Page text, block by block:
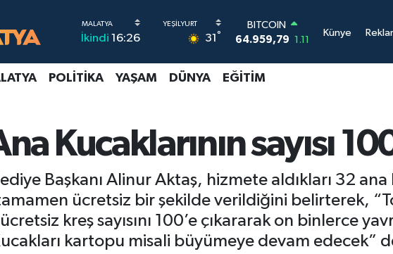
İkindi 16:26 31 °
DOLAR
47,7436 0.18
55,2510
BİST100
-14
Künye
POLITIKA YAŞAM DÜNYA EĞITIM
Kucaklarının sayısı
Başkanı Alinur Aktaş, hizmete aldıkları 32
ücretsiz bir şekilde verildiğini belirterek,
kreş sayısını 100’e çıkararak on binlerce
kartopu misali büyümeye devam edecek”